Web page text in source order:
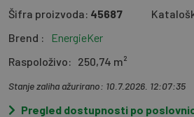
Šifra proizvoda: 45687
Brend :
EnergieKer
Raspoloživo: 250,74 m²
Stanje zaliha ažurirano: 10.7.2026. 12:07:35
Pregled dostupnosti po